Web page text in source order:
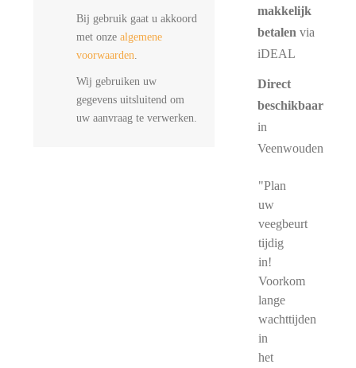
Bij gebruik gaat u akkoord
met onze algemene
voorwaarden.
Wij gebruiken uw
gegevens uitsluitend om
uw aanvraag te verwerken.
makkelijk
betalen via
iDEAL
Direct
beschikbaar
in
Veenwouden
"Plan
uw
veegbeurt
tijdig
in!
Voorkom
lange
wachttijden
in
het